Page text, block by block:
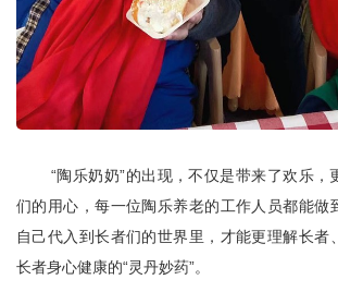
“陶乐奶奶”的出现，不仅是带来了欢乐，
们的用心，每一位陶乐养老的工作人员都能做
自己代入到长者们的世界里，才能更理解长者
长者身心健康的“灵丹妙药”。